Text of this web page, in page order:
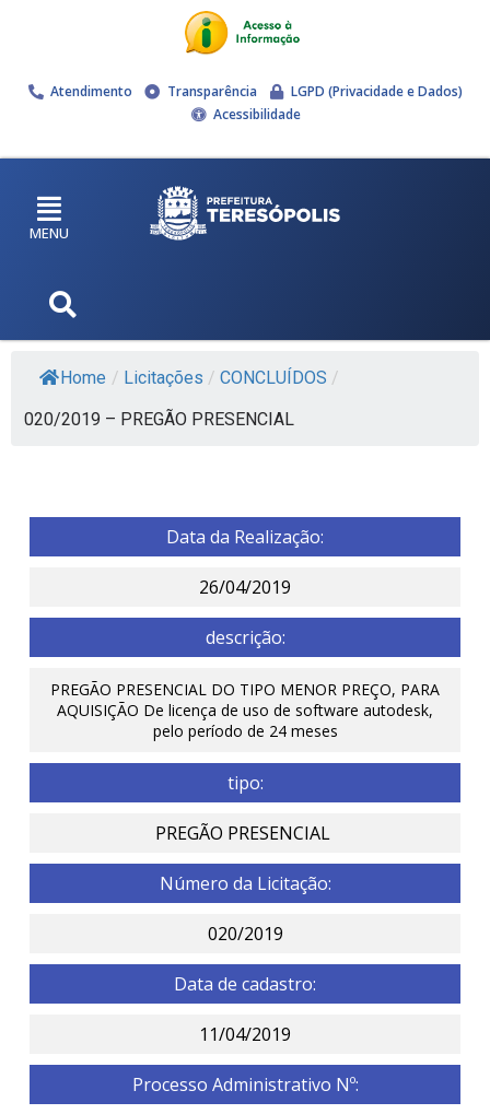
Atendimento Transparência
LGPD (Privacidade e Dados)
Acessibilidade
MENU
Home / Licitações / CONCLUÍDOS /
020/2019 – PREGÃO PRESENCIAL
Data da Realização:
26/04/2019
descrição:
PREGÃO PRESENCIAL DO TIPO MENOR PREÇO, PARA
AQUISIÇÃO De licença de uso de software autodesk,
pelo período de 24 meses
tipo:
PREGÃO PRESENCIAL
Número da Licitação:
020/2019
Data de cadastro:
11/04/2019
Processo Administrativo Nº: